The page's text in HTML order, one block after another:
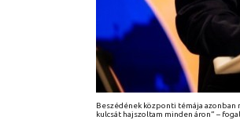
Beszédének központi témája azonban
kulcsát hajszoltam minden áron” –